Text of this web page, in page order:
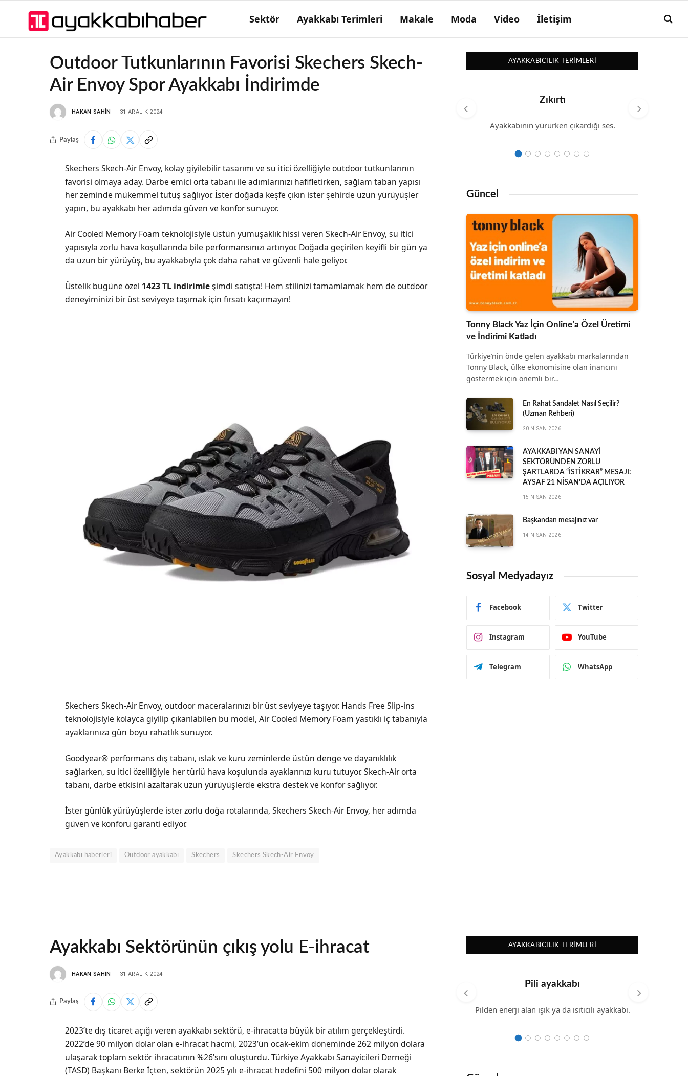
Sektör Ayakkabı Terimleri Makale Moda Video İletişim
Outdoor Tutkunlarının Favorisi Skechers Skech-
Air Envoy Spor Ayakkabı İndirimde
HAKAN SAHIN 31 ARALIK 2024
Paylaş
Skechers Skech-Air Envoy, kolay giyilebilir tasarımı ve su itici özelliğiyle outdoor tutkunlarının
favorisi olmaya aday. Darbe emici orta tabanı ile adımlarınızı hafifletirken, sağlam taban yapısı
her zeminde mükemmel tutuş sağlıyor. İster doğada keşfe çıkın ister şehirde uzun yürüyüşler
yapın, bu ayakkabı her adımda güven ve konfor sunuyor.
Air Cooled Memory Foam teknolojisiyle üstün yumuşaklık hissi veren Skech-Air Envoy, su itici
yapısıyla zorlu hava koşullarında bile performansınızı artırıyor. Doğada geçirilen keyifli bir gün ya
da uzun bir yürüyüş, bu ayakkabıyla çok daha rahat ve güvenli hale geliyor.
Üstelik bugüne özel 1423 TL indirimleşimdi satışta! Hem stilinizi tamamlamak hem de outdoor
deneyiminizi bir üst seviyeye taşımak için fırsatı kaçırmayın!
Skechers Skech-Air Envoy, outdoor maceralarınızı bir üst seviyeye taşıyor. Hands Free Slip-ins
teknolojisiyle kolayca giyilip çıkarılabilen bu model, Air Cooled Memory Foam yastıklı iç tabanıyla
ayaklarınıza gün boyu rahatlık sunuyor.
Goodyear® performans dış tabanı, ıslak ve kuru zeminlerde üstün denge ve dayanıklılık
sağlarken, su itici özelliğiyle her türlü hava koşulunda ayaklarınızı kuru tutuyor. Skech-Air orta
tabanı, darbe etkisini azaltarak uzun yürüyüşlerde ekstra destek ve konfor sağlıyor.
İster günlük yürüyüşlerde ister zorlu doğa rotalarında, Skechers Skech-Air Envoy, her adımda
güven ve konforu garanti ediyor.
Ayakkabı haberleri Outdoor ayakkabı Skechers Skechers Skech-Air Envoy
AYAKKABICILIK TERIMLERI
Zıkırtı
Ayakkabının yürürken çıkardığı ses.
Güncel
Tonny Black Yaz İçin Online’a Özel Üretimi
ve İndirimi Katladı
Türkiye’nin önde gelen ayakkabı markalarından
Tonny Black, ülke ekonomisine olan inancını
göstermek için önemli bir…
En Rahat Sandalet Nasıl Seçilir?
(Uzman Rehberi)
20 NISAN 2026
AYAKKABI YAN SANAYİ
SEKTÖRÜNDEN ZORLU
ŞARTLARDA “İSTİKRAR” MESAJI:
AYSAF 21 NİSAN’DA AÇILIYOR
15 NISAN 2026
Başkandan mesajınız var
14 NISAN 2026
Sosyal Medyadayız
Facebook Twitter
Instagram YouTube
Telegram WhatsApp
Ayakkabı Sektörünün çıkış yolu E-ihracat
HAKAN SAHIN 31 ARALIK 2024
Paylaş
2023’te dış ticaret açığı veren ayakkabı sektörü, e-ihracatta büyük bir atılım gerçekleştirdi.
2022’de 90 milyon dolar olan e-ihracat hacmi, 2023’ün ocak-ekim döneminde 262 milyon dolara
ulaşarak toplam sektör ihracatının %26’sını oluşturdu. Türkiye Ayakkabı Sanayicileri Derneği
(TASD) Başkanı Berke İçten, sektörün 2025 yılı e-ihracat hedefini 500 milyon dolar olarak
AYAKKABICILIK TERIMLERI
Pili ayakkabı
Pilden enerji alan ışık ya da ısıtıcılı ayakkabı.